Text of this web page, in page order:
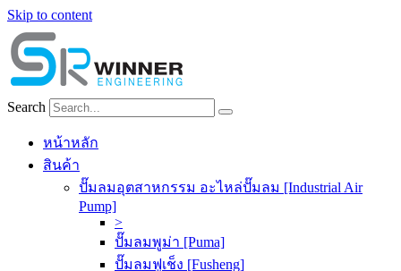
Skip to content
Search
หน้าหลัก
สินค้า
ปั๊มลมอุตสาหกรรม อะไหล่ปั๊มลม [Industrial Air
Pump]
>
ปั๊มลมพูม่า [Puma]
ปั๊มลมฟูเช็ง [Fusheng]